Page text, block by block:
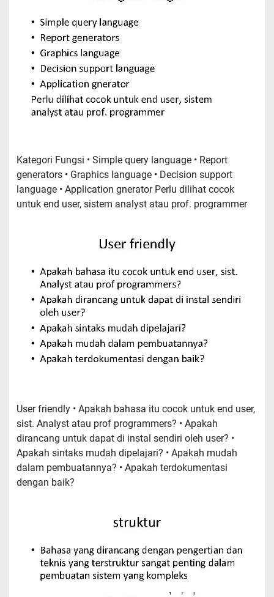
Kategori Fungsi • Simple query language • Report
generators • Graphics language • Decision support
language • Application gnerator Perlu dilihat cocok
untuk end user, sistem analyst atau prof. programmer
User friendly • Apakah bahasa itu cocok untuk end user,
sist. Analyst atau prof programmers? • Apakah
dirancang untuk dapat di instal sendiri oleh user? •
Apakah sintaks mudah dipelajari? • Apakah mudah
dalam pembuatannya? • Apakah terdokumentasi
dengan baik?